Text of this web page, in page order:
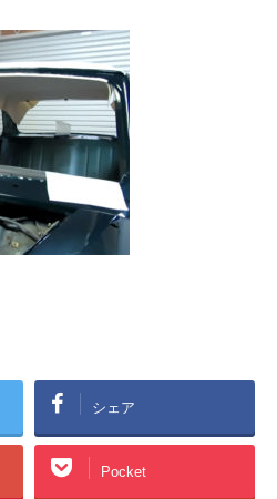
シェア
Pocket